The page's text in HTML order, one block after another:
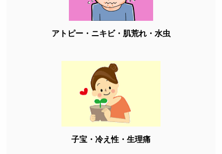
アトピー・ニキビ・肌荒れ・水虫
子宝・冷え性・生理痛